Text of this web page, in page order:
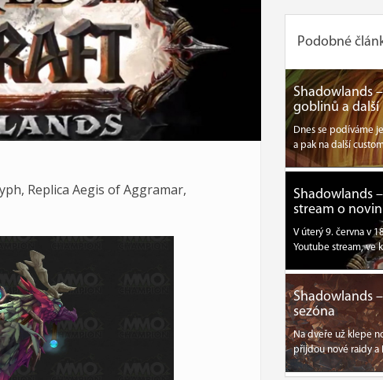
Replica Aegis of Aggramar,
Podobné
Shadowlands
goblinů a další
Dnes se podíváme
a pak na další
Shadowlands
stream o
V úterý 9. června v
Youtube stream,
Shadowlands
sezóna
Na dveře už klepe
přijdou nové raidy a